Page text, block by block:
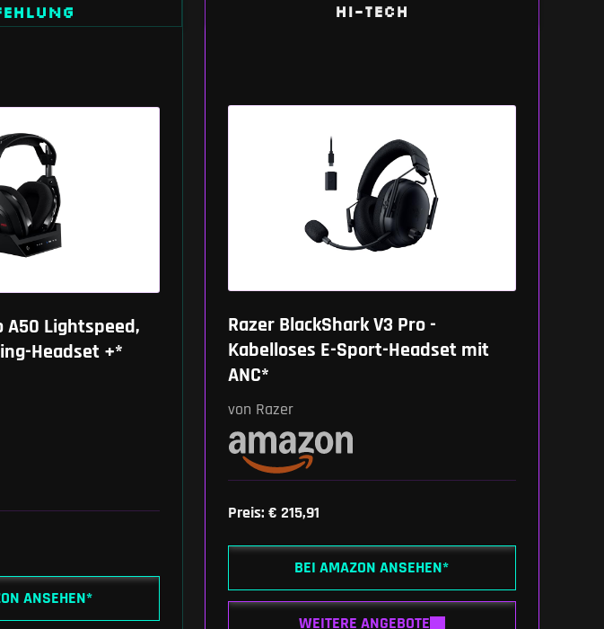
A50 Lightspeed,
Headset +*
ANSEHEN*
HI-TECH
Razer BlackShark V3 Pro -
Kabelloses E-Sport-Headset mit
ANC*
von Razer
Preis: € 215,91
BEI AMAZON ANSEHEN*
WEITERE ANGEBOTE